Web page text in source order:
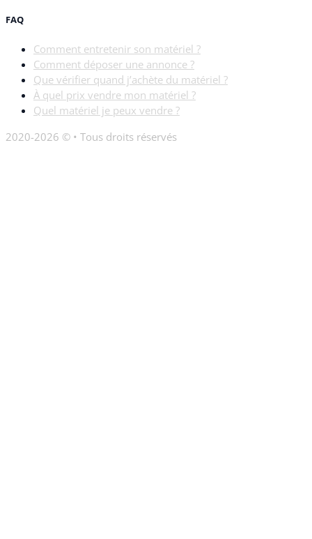
FAQ
Comment entretenir son matériel ?
Comment déposer une annonce ?
Que vérifier quand j’achète du matériel ?
À quel prix vendre mon matériel ?
Quel matériel je peux vendre ?
2020-2026 © • Tous droits réservés